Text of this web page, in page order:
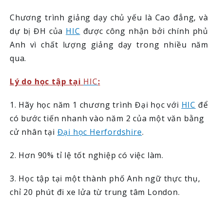
Chương trình giảng dạy chủ yếu là Cao đẳng, và
dự bị ĐH của HIC được công nhận bởi chính phủ
Anh vì chất lượng giảng dạy trong nhiều năm
qua.
Lý do học tập tại HIC:
1. Hãy học năm 1 chương trình Đại học với HIC để
có bước tiến nhanh vào năm 2 của một văn bằng
cử nhân tại Đại học Herfordshire.
2. Hơn 90% tỉ lệ tốt nghiệp có việc làm.
3. Học tập tại một thành phố Anh ngữ thực thụ,
chỉ 20 phút đi xe lửa từ trung tâm London.